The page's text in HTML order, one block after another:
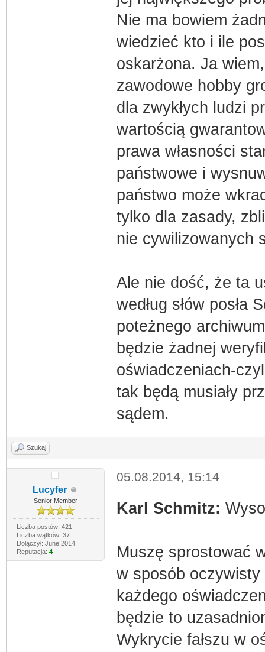
Nie ma bowiem
wiedzieć kto i ile
oskarżona. Ja
zawodowe hobby
dla zwykłych ludzi
wartością
prawa własności
państwowe i
państwo może
tylko dla zasady,
nie cywilizowanych
Ale nie dość, że ta
według słów posła
poteżnego
będzie żadnej
oświadczeniach-
tak będą musiały
sądem.
Szukaj
Lucyfer
Senior Member
Liczba postów: 421
Liczba wątków: 37
Dołączył: June 2014
Reputacja: 4
05.08.2014, 15:14
Karl Schmitz:
Muszę sprostować
w sposób oczywisty
każdego
będzie to
Wykrycie fałszu w